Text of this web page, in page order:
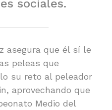
sociales.
asegura que él sí le
peleas que
su reto al peleador
aprovechando que
Medio del